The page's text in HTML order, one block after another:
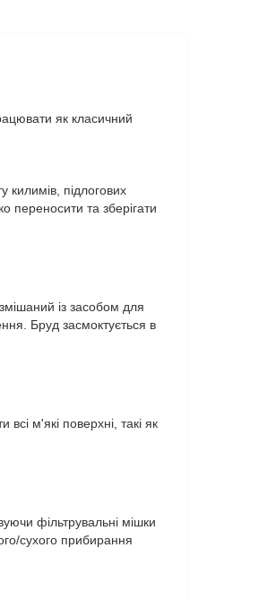
як класичний
підлогових
переносити та зберігати
із засобом для
Бруд засмоктується в
м'які поверхні, такі як
фільтрувальні мішки
сухого прибирання